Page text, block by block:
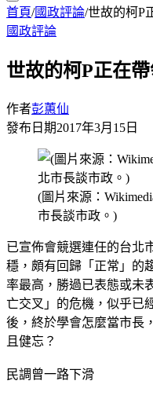
首頁/國政評論/世故的柯P
國政評論
世故的柯P正在
作者彭蕙仙
發布日期2017年3月15日
(圖片來源：
市長談市政。)
已宣佈會競選連任的台北
穩，頗有回歸「正常」的
率最高，勝過已表態或未
亡交叉」的危機，似乎已
後，終於學會怎麼當市長
且健忘？
民調曾一路下滑